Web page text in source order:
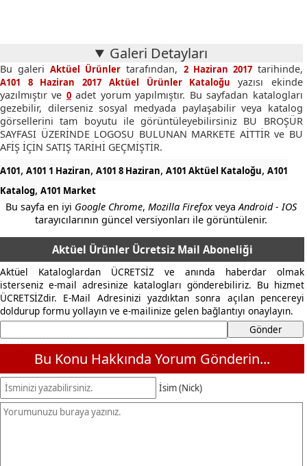
Galeri Detayları
Bu galeriAktüel Ürünler tarafından, 2 Haziran 2017tarihinde,
A101 8 Haziran 2017 Aktüel Ürünler Kataloğuyazısı ekinde
yazılmıştır ve 0adet yorum yapılmıştır. Bu sayfadan katalogları
gezebilir, dilerseniz sosyal medyada paylaşabilir veya katalog
görsellerini tam boyutu ile görüntüleyebilirsiniz BU BROŞÜR
SAYFASI ÜZERİNDE LOGOSU BULUNAN MARKETE AİTTİR ve BU
AFİŞ İÇİN SATIŞ TARİHİ GEÇMİŞTİR.
A101, A101 1 Haziran, A101 8 Haziran, A101 Aktüel Kataloğu, A101
Katalog, A101 Market
Bu sayfa en iyi Google Chrome,Mozilla Firefox veyaAndroid - IOS
tarayıcılarının güncel versiyonları ile görüntülenir.
Aktüel Ürünler Ücretsiz Mail Aboneliği
Aktüel Kataloglardan ÜCRETSİZ ve anında haberdar olmak
isterseniz e-mail adresinize katalogları gönderebiliriz. Bu hizmet
ÜCRETSİZdir. E-Mail Adresinizi yazdıktan sonra açılan pencereyi
doldurup formu yollayın ve e-mailinize gelen bağlantıyı onaylayın.
Bu Konu Hakkında Yorum Gönderin...
İsim (Nick)